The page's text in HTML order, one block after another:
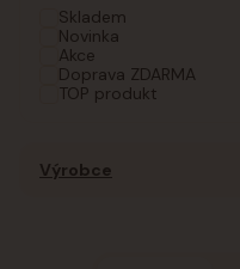
Skladem
Novinka
Akce
Doprava ZDARMA
TOP produkt
Výrobce